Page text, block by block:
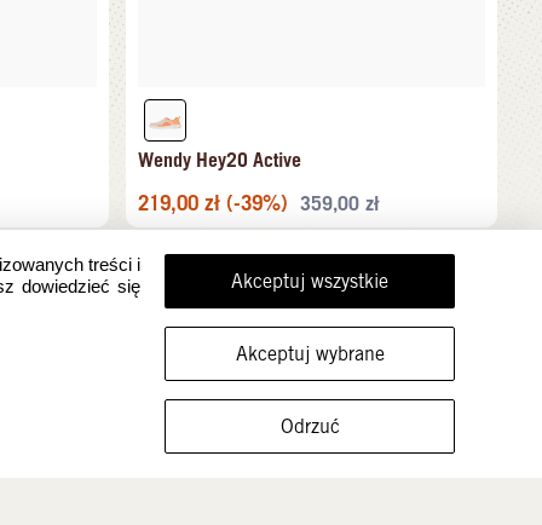
FILTRUJ ROZMIARY
Wendy Hey2O Active
219,00 zł (-39%) 359,00 zł
treści i
dowiedzieć się
Akceptuj wszystkie
Akceptuj wybrane
Odrzuć